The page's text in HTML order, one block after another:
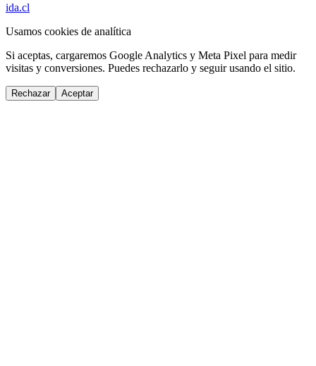
ida.cl
Usamos cookies de analítica
Si aceptas, cargaremos Google Analytics y Meta Pixel para medir
visitas y conversiones. Puedes rechazarlo y seguir usando el sitio.
Rechazar Aceptar